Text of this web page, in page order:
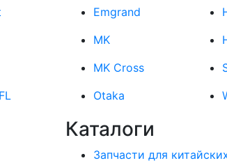
Emgrand
MK
MK Cross
Otaka
Каталоги
Запчасти для